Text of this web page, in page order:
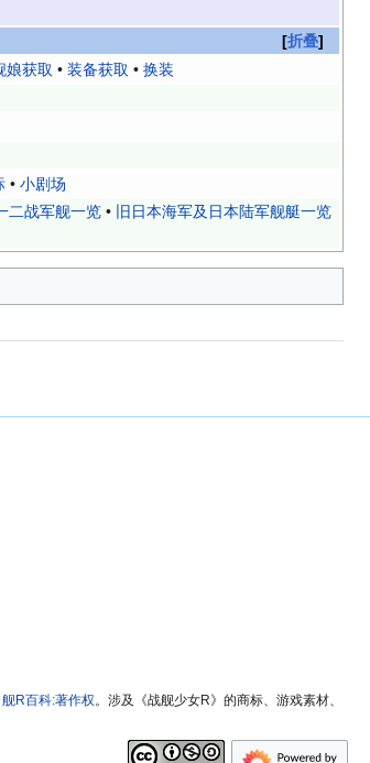
折叠
娘获取 • 装备获取 • 换装
• 小剧场
二战军舰一览• 旧日本海军及日本陆军舰艇一览
舰R百科:著作权。涉及《战舰少女R》的商标、游戏素材、